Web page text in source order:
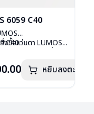
6059 C40
C40
มีสปริง
ล่องแว่น , ผ้าเช็ดแว่น
งชื้อแว่นตา LUMOS
หยิบลงตะกร้า